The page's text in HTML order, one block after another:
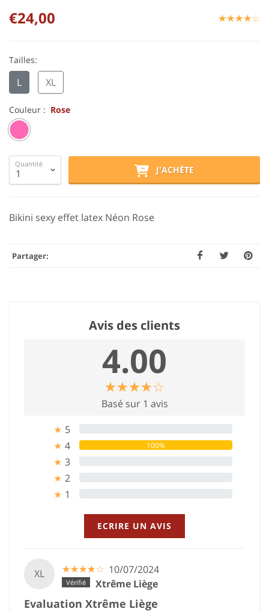
€24,00
☆☆☆☆☆
★★★★★
Tailles:
L XL
Couleur : Rose
Quantité
J'ACHÈTE
Bikini sexy effet latex Néon Rose
Partager:
Avis des clients
4.00
☆☆☆☆☆
★★★★★
Basé sur 1 avis
★ 5
★ 4 100%
★ 3
★ 2
★ 1
ECRIRE UN AVIS
XL ☆☆☆☆☆
★★★★★ 10/07/2024
Xtrême Liège
Evaluation Xtrême Liège